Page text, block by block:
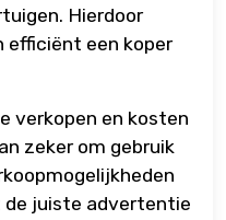
Hierdoor
efficiënt een koper
verkopen en kosten
zeker om gebruik
juiste advertentie